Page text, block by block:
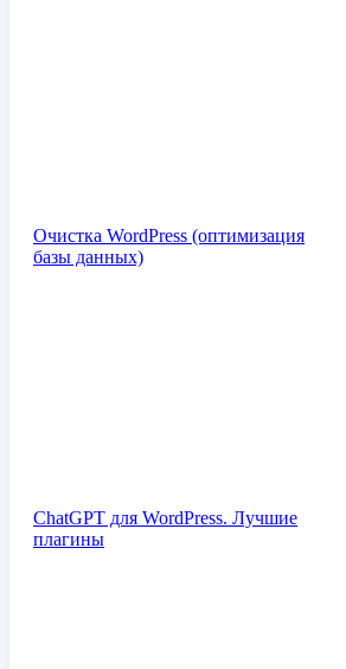
Очистка WordPress (оптимизация
базы данных)
ChatGPT для WordPress. Лучшие
плагины